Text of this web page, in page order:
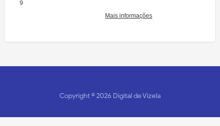
Copyright ©2026 Digital de Vizela